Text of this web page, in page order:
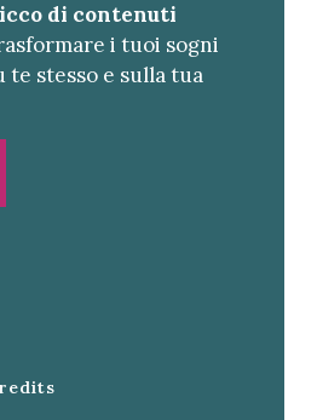
di contenuti
i tuoi sogni
te stesso e sulla tua